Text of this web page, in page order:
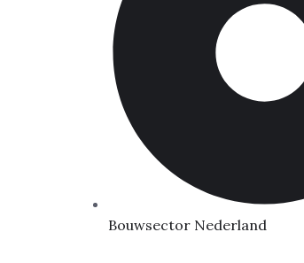
Bouwsector Nederland